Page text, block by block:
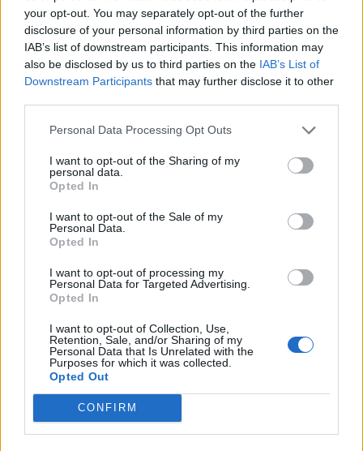
your opt-out. You may separately opt-out of the further
disclosure of your personal information by third parties on the
IAB’s list of downstream participants. This information may
also be disclosed by us to third parties on the IAB’s List of
Downstream Participants that may further disclose it to other
Personal Data Processing Opt Outs
I want to opt-out of the Sharing of my
personal data.
Opted In
I want to opt-out of the Sale of my
Personal Data.
Opted In
I want to opt-out of processing my
Personal Data for Targeted Advertising.
Opted In
I want to opt-out of Collection, Use,
Retention, Sale, and/or Sharing of my
Personal Data that Is Unrelated with the
Purposes for which it was collected.
Opted Out
CONFIRM
Ακολουθήστε το
μάθετε πρώτοιόλες τις ειδήσεις
ΓΑΖΑ ΤΡΟΦΙΜΑ ΚΥΡΙΑΚΟΣ ΜΗΤΣΟΤΑΚΗΣ